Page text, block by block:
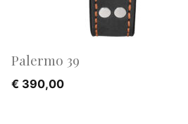
Palermo 39
€ 390,00